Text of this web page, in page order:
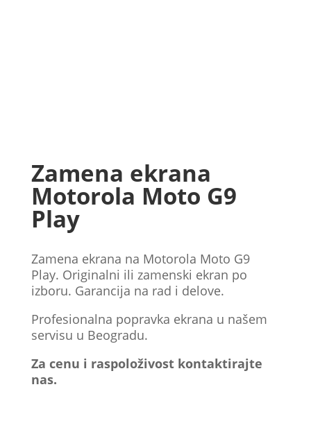
Zamena ekrana
Motorola Moto G9
Play
Zamena ekrana na Motorola Moto G9
Play. Originalni ili zamenski ekran po
izboru. Garancija na rad i delove.
Profesionalna popravka ekrana u našem
servisu u Beogradu.
Za cenu i raspoloživost kontaktirajte
nas.